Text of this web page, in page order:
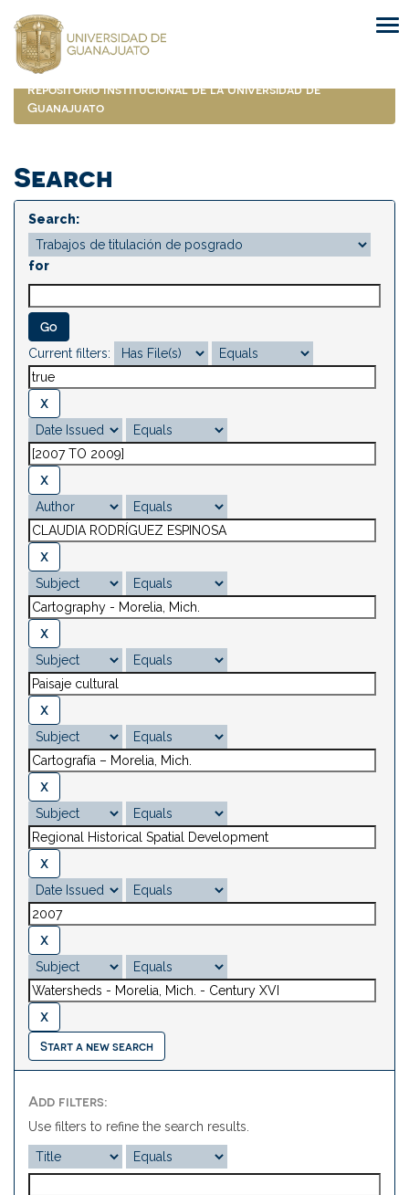
navigation
Repositorio Institucional de la Universidad de
Guanajuato
Search
Search:
for
Current filters:
Start a new search
Add filters:
Use filters to refine the search results.